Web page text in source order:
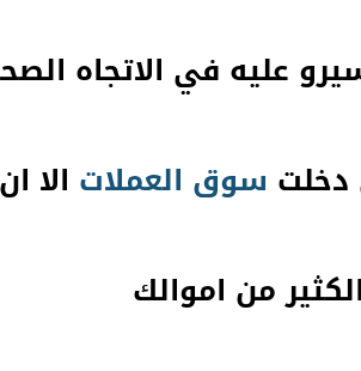
عليه في الاتجاه
دخلت سوق العملات الا
من اموالك